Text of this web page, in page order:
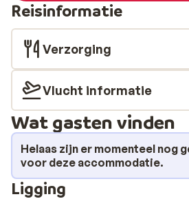
Reisinformatie
Verzorging
Vlucht informatie
Wat gasten vinden
Helaas zijn er momenteel nog
voor deze accommodatie.
Ligging